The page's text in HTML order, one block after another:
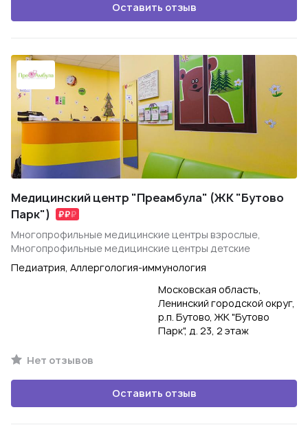
Оставить отзыв
Медицинский центр "Преамбула" (ЖК "Бутово
Парк")
Многопрофильные медицинские центры взрослые,
Многопрофильные медицинские центры детские
Педиатрия, Аллергология-иммунология
Московская область,
Ленинский городской округ,
р.п. Бутово, ЖК "Бутово
Парк", д. 23, 2 этаж
Нет отзывов
Оставить отзыв